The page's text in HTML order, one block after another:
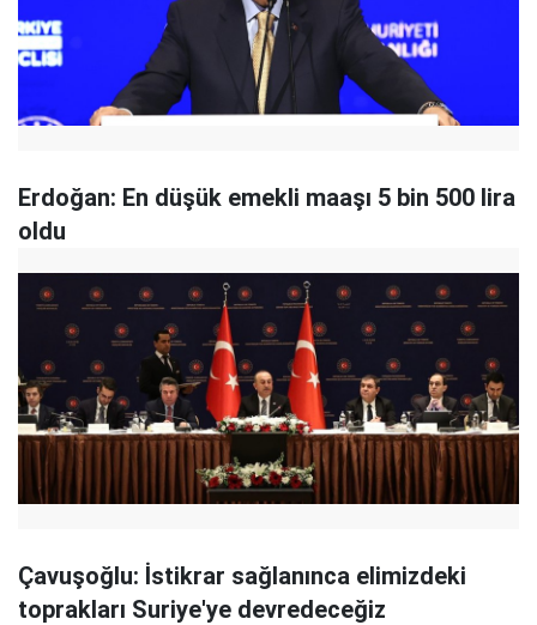
Erdoğan: En düşük emekli maaşı 5 bin 500 lira
oldu
Çavuşoğlu: İstikrar sağlanınca elimizdeki
toprakları Suriye'ye devredeceğiz